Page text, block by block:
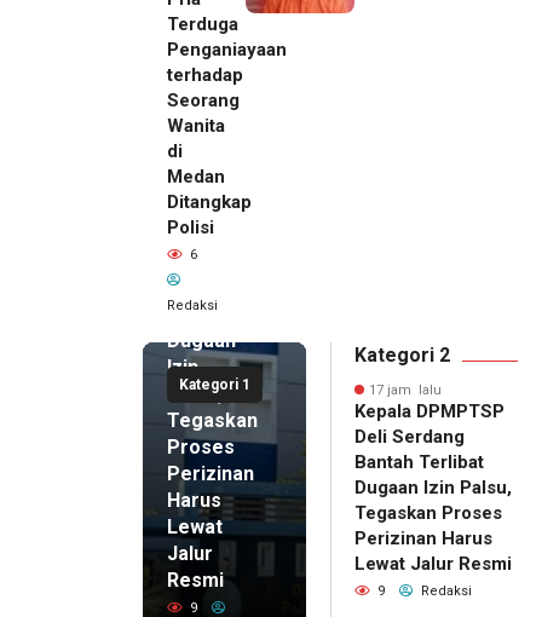
Terduga
Penganiayaan
terhadap
Seorang
Wanita
di
Medan
Ditangkap
Polisi
6
Redaksi
Kategori 1
17 jam lalu
Kepala
DPMPTSP
Deli
Serdang
Bantah
Terlibat
Dugaan
Izin
Palsu,
Tegaskan
Proses
Perizinan
Harus
Lewat
Jalur
Resmi
9
Kategori 2
17 jam lalu
Kepala DPMPTSP
Deli Serdang
Bantah Terlibat
Dugaan Izin Palsu,
Tegaskan Proses
Perizinan Harus
Lewat Jalur Resmi
9 Redaksi